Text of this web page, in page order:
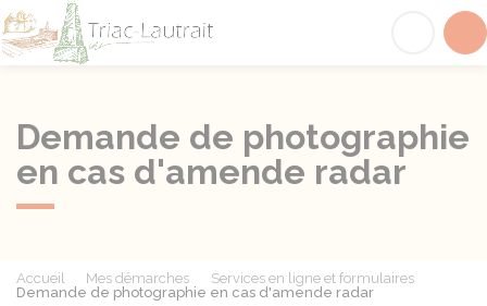
Demande de photographie
en cas d'amende radar
Accueil Mes démarches
Services en ligne et formulaires
Demande de photographie en cas d'amende radar